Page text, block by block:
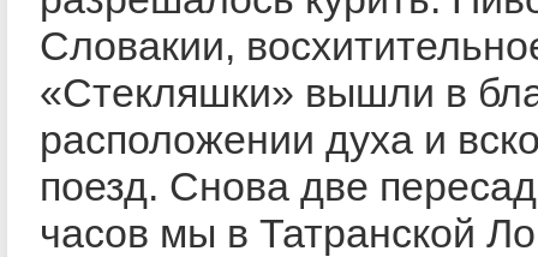
Словакии,
«Стекляшки» вышли в
расположении духа и
поезд. Снова две
часов мы в Татранской